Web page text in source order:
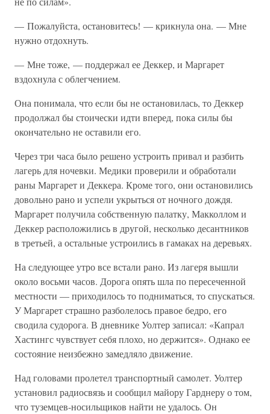
— Пожалуйста, остановитесь! — крикнула она. — Мне
нужно отдохнуть.
— Мне тоже, — поддержал ее Деккер, и Маргарет
вздохнула с облегчением.
Она понимала, что если бы не остановилась, то Деккер
продолжал бы стоически идти вперед, пока силы бы
окончательно не оставили его.
Через три часа было решено устроить привал и разбить
лагерь для ночевки. Медики проверили и обработали
раны Маргарет и Деккера. Кроме того, они остановились
довольно рано и успели укрыться от ночного дождя.
Маргарет получила собственную палатку, Макколлом и
Деккер расположились в другой, несколько десантников
в третьей, а остальные устроились в гамаках на деревьях.
На следующее утро все встали рано. Из лагеря вышли
около восьми часов. Дорога опять шла по пересеченной
местности — приходилось то подниматься, то спускаться.
У Маргарет страшно разболелось правое бедро, его
сводила судорога. В дневнике Уолтер записал: «Капрал
Хастингс чувствует себя плохо, но держится». Однако ее
состояние неизбежно замедляло движение.
Над головами пролетел транспортный самолет. Уолтер
установил радиосвязь и сообщил майору Гарднеру о том,
что туземцев-носильщиков найти не удалось. Он